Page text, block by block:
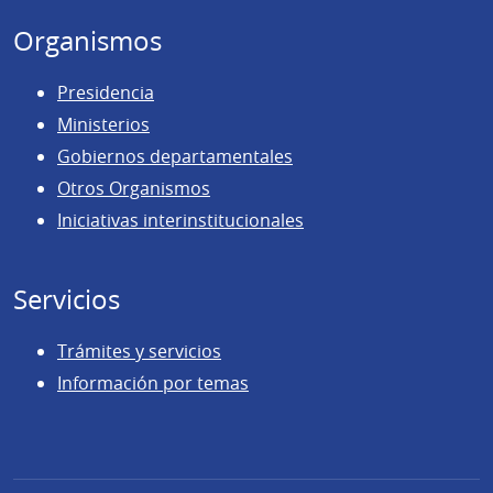
Organismos
Presidencia
Ministerios
Gobiernos departamentales
Otros Organismos
Iniciativas interinstitucionales
Servicios
Trámites y servicios
Información por temas